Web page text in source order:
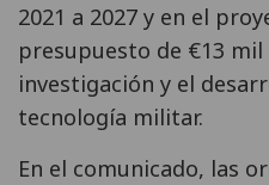
2021 a 2027 y en el
presupuesto de €13 mil
investigación y el
tecnología militar.
En el comunicado, las